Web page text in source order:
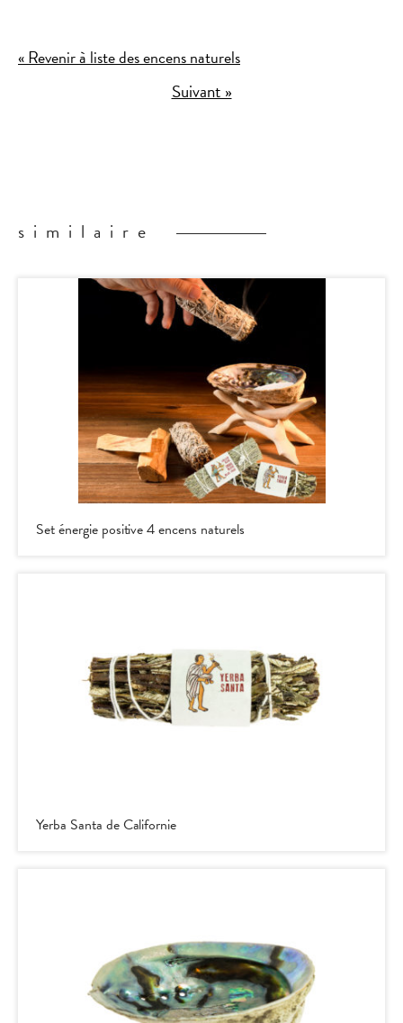
« Revenir à liste des encens naturels
Suivant »
similaire
Set énergie positive 4 encens naturels
Yerba Santa de Californie